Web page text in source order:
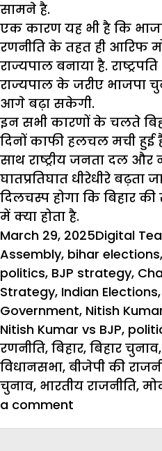
सामने है.
एक कारण यह भी है कि
रणनीति के तहत ही आरिफ
राज्यपाल बनाया है.
राज्यपाल के जरीए भाजपा
आगे बढ़ा सकेगी.
इन सभी कारणों के चलते
दिनों काफी हलचल मची हुई
साथ राष्ट्रीय जनता दल और
घातप्रतिघात धीरेधीरे बढ़ता
दिलचस्प होगा कि बिहार
में क्या होता है.
Posted
on
March 29, 2025Author
Digital
Assembly, bihar elections,
politics, BJP strategy,
Strategy, Indian Elections,
Government, Nitish
Nitish Kumar vs BJP,
रणनीति, बिहार, बिहार चुनाव,
विधानसभा, बीजेपी की
चुनाव, भारतीय राजनीति,
a comment